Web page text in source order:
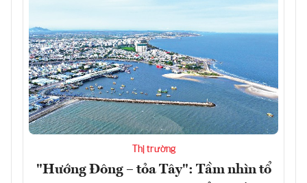
Thị trường
"Hướng Đông – tỏa Tây": Tầm nhìn tổ